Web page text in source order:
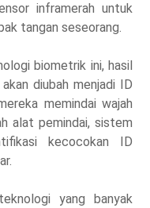
inframerah untuk
tangan seseorang.
biometrik ini, hasil
diubah menjadi ID
memindai wajah
alat pemindai, sistem
kecocokan ID
yang banyak